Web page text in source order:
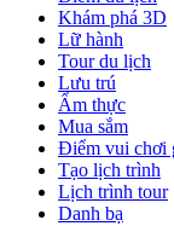
Khám phá 3D
Lữ hành
Tour du lịch
Lưu trú
Ẩm thực
Mua sắm
Điểm vui chơi
Tạo lịch trình
Lịch trình tour
Danh bạ